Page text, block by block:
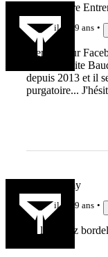
Marc Lièvre
il y a 9 ans
Premier mur
preuve, il cite
depuis 2013 et il
purgatoire...
arnaud famy
il y a 9 ans
lol les lopez